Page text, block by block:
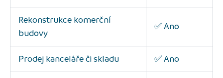
Rekonstrukce komerční
budovy
✅ Ano
Prodej kanceláře či skladu ✅ Ano